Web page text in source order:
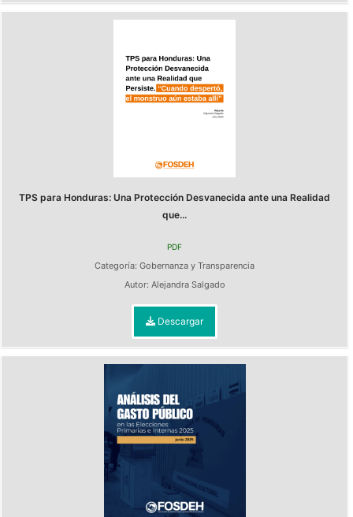
TPS para Honduras: Una Protección Desvanecida ante una Realidad
que...
PDF
Categoría: Gobernanza y Transparencia
Autor: Alejandra Salgado
Descargar